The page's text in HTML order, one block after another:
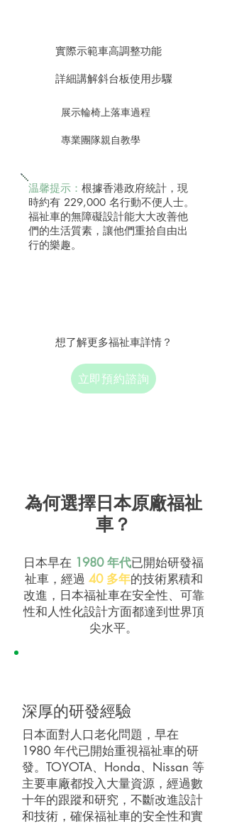
實際示範車高調整功能​
詳細講解斜台板使用步驟
展示輪椅上落車過程
專業團隊親自教學
温馨提示： 根據香港政府統計，現
時約有 229,000 名行動不便人士。
福祉車的無障礙設計能大大改善他
們的生活質素，讓他們重拾自由出
行的樂趣。
想了解更多福祉車詳情？
立即預約諮詢
為何選擇日本原廠福祉
車？
日本早在 1980 年代已開始研發福
祉車，經過 40 多年的技術累積和
改進，日本福祉車在安全性、可靠
性和人性化設計方面都達到世界頂
尖水平。
深厚的研發經驗
日本面對人口老化問題，早在
1980 年代已開始重視福祉車的研
發。TOYOTA、Honda、Nissan 等
主要車廠都投入大量資源，經過數
十年的跟蹤和研究，不斷改進設計
和技術，確保福祉車的安全性和實